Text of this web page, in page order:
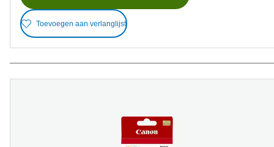
Toevoegen aan verlanglijst